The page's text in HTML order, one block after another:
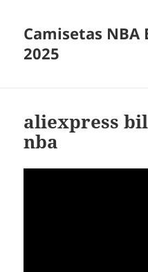
Camisetas NBA
2025
aliexpress
nba